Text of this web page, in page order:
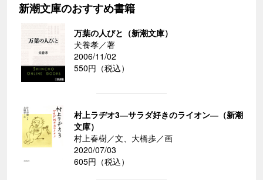
新潮文庫のおすすめ書籍
万葉の人びと（新潮文庫）
犬養孝／著
2006/11/02
550円（税込）
村上ラヂオ3―サラダ好きのライオン―（新潮
文庫）
村上春樹／文、大橋歩／画
2020/07/03
605円（税込）